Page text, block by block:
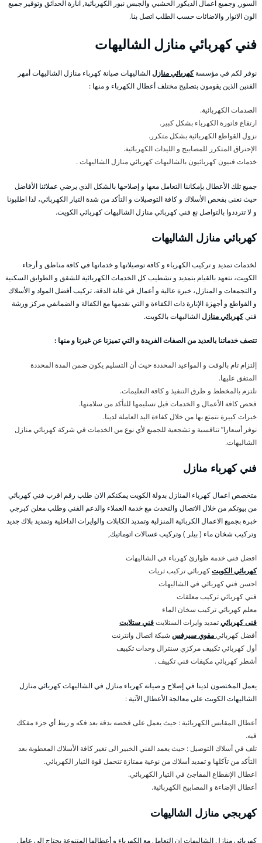
السور, وجميع اعمال الديكور الخشبي والجبس نبور الكهربائية, انارة الحدائق وتوفير جميع
الون الانوار والاضائات حسب الطلب اتصل بنا.
فني كهربائي منازل الشاليهات
نوفر لكم في مؤسسةكهربائي منازلالشاليهات صيانة كهرباء منازل الشاليهات أمهر
الفنين الذين يقومون بتصليح مختلف أعطال الكهرباء و منها :
الصدمات الكهربائية.
ارتفاع فاتورة الكهرباء بشكل كبير.
نزول القواطع الكهربائية بشكل متكرر.
الإحتراق المتكرر للمصابيح و الليدات الكهربائية.
خدمات فنيون كهربائيون بالشاليهات كهربائي منازل الشاليهات .
جميع تلك الأعطال بإمكاننا التعامل معها و إصلاحها بالشكل الذي يرضي عملائنا الأفاضل
حيث نعنى بفحص الأسلاك و كافة التوصيلات و التأكد من شدة التيار الكهربائي، لذا اطلبونا
و لا تترددوا بالتواصل نع فني كهربائي منازل الشاليهات كهربائي الكويت.
كهربائي منازل الشاليهات
لخدمات تمديد و تركيب الكهرباء و كافة توصيلاتها و خدماتها في كافة مناطق و أرجاء
الكويت، نتعهد بالقيام بتمديد و تشطيب كل الخدمات الكهربائية للشقق و الطوابق السكنية
و التجمعات و المنازل، خبرة عالية و أعمال في غاية الدقة، تركيب أفضل المواد و الأسلاك
و القواطع و أجهزة الإنارة ذات الكفاءة و التي نقدمها مع الكفالة و الضمانفي مركز ورشة
فنيكهربائي منازلالشاليهات بالكويت.
تتصف خدماتنا بالعديد من الصفات الفريدة و التي تميزنا عن غيرنا و منها :
إلتزام تام بالوقت و المواعيد المحددة حيث أن التسليم يكون ضمن المدة المحددة
المتفق عليها.
نلتزم بالمخطط و طرق التنفيذ و كافة التعليمات.
فحص كافة الأعمال و الخدمات قبل تسليمها للتأكد من سلامتها.
خبرات كبيرة نتمتع بها من خلال كفاءة اليد العاملة لدينا.
نوفر أسعارا” تنافسية و تشجعية للجميع لأي نوع من الخدمات في شركة كهربائي منازل
الشاليهات.
فني كهرباء منازل
متخصص اعمال كهرباء المنازل بدولة الكويت يمكنكم الان طلب رقم اقرب فني كهربائي
من بيوتكم من خلال الاتصال والتحدث مع خدمة العملاء والدعم الفني وطلب معلن كبرجي
خبرة بجميع الاعمال الكربائية المنزلية وتمديد الكابلات والوايرات الداخلية وتمديد بلاك جديد
وتركيب شخان ماء ( بيلر ) وتركيب غسالات اتوماتيك,
افضل فني خدمة طوارئ كهرباء في الشاليهات
كهربائي الكويتكهربائي تركيب ثريات
احسن فني كهربائي في الشاليهات
فني كهربائي تركيب معلقات
معلم كهربائي تركيب سخان الماء
فنى كهربائيتمديد وايرات الستلايتفني ستلايت
أفضل كهربائيمقوي سيرفس شبكة اتصال وانترنت
أول كهربائي تكييف مركزي سنترال وحدات تكييف
أشطر كهربائي مكيفات فني تكييف .
يعمل المختصون لدينا في إصلاح و صيانة كهرباء منازل في الشاليهات كهربائي منازل
الشاليهات الكويت على معالجة الأعطال الآتية :
أعطال المقابس الكهربائية : حيث يعمل على فحصه بدقة بعد فكه و ربط أي جزء مفكك
فيه.
تلف في أسلاك التوصيل : حيث يعمد الفني الخبير الى تغير كافة الأسلاك المعطوبة بعد
التأكد من تآكلها و تمديد أسلاك من نوعية ممتازة تتحمل قوة التيار الكهربائي.
اعطال الإنقطاع المفاجئ في التيار الكهربائي.
أعطال الإضاءة و المصابيح الكهربائية.
كهربجي منازل الشاليهات
كهربائي منازل الشاليهات إن التعامل مع الكهرباء و أعطالها المتنوعة يحتاج الى عامل